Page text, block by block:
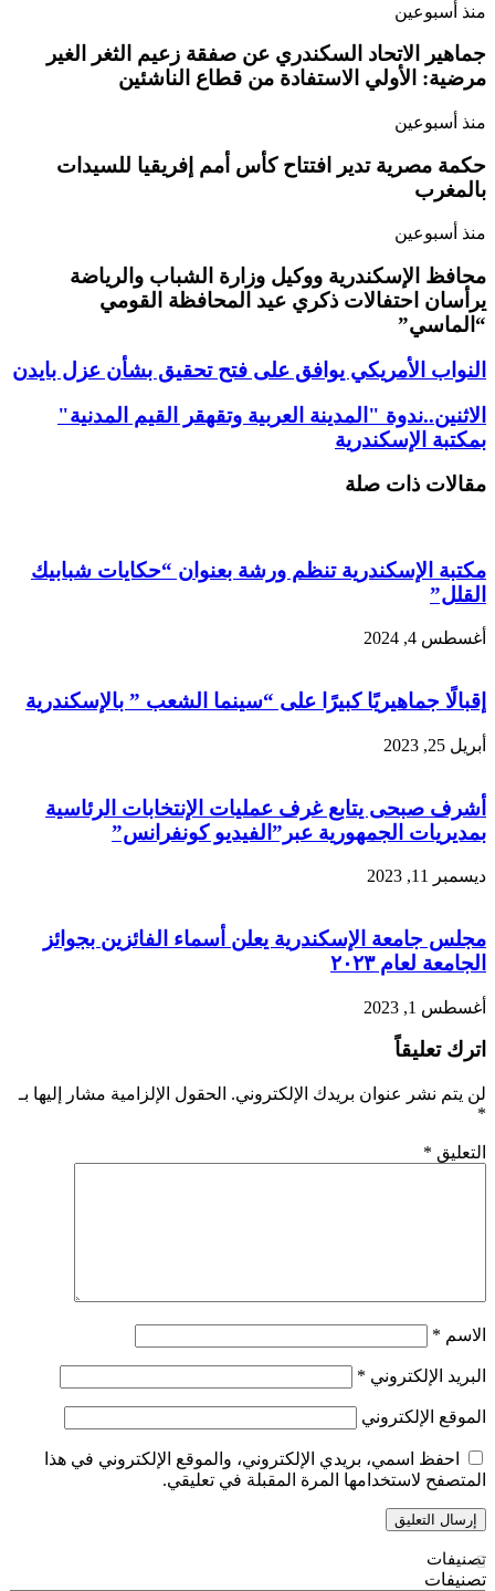
منذ أسبوعين
جماهير الاتحاد السكندري عن صفقة زعيم الثغر الغير
مرضية: الأولي الاستفادة من قطاع الناشئين
منذ أسبوعين
حكمة مصرية تدير افتتاح كأس أمم إفريقيا للسيدات
بالمغرب
منذ أسبوعين
محافظ الإسكندرية ووكيل وزارة الشباب والرياضة
يرأسان احتفالات ذكري عيد المحافظة القومي
“الماسي”
النواب الأمريكي يوافق على فتح تحقيق بشأن عزل بايدن
الاثنين..ندوة "المدينة العربية وتقهقر القيم المدنية"
بمكتبة الإسكندرية
مقالات ذات صلة
مكتبة الإسكندرية تنظم ورشة بعنوان “حكايات شبابيك
القلل”
أغسطس 4, 2024
إقبالًا جماهيريًا كبيرًا على “سينما الشعب ” بالإسكندرية
أبريل 25, 2023
أشرف صبحى يتابع غرف عمليات الإنتخابات الرئاسية
بمديريات الجمهورية عبر”الفيديو كونفرانس”
ديسمبر 11, 2023
مجلس جامعة الإسكندرية يعلن أسماء الفائزين بجوائز
الجامعة لعام ٢٠٢٣
أغسطس 1, 2023
اترك تعليقاً
لن يتم نشر عنوان بريدك الإلكتروني. الحقول الإلزامية مشار إليها بـ
*
التعليق *
الاسم *
البريد الإلكتروني *
الموقع الإلكتروني
احفظ اسمي، بريدي الإلكتروني، والموقع الإلكتروني في هذا
المتصفح لاستخدامها المرة المقبلة في تعليقي.
تصنيفات
تصنيفات